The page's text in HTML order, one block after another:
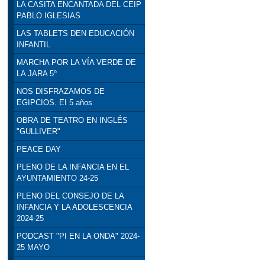
LA CASITA ENCANTADA DEL CEIP
PABLO IGLESIAS
LAS TABLETS DEN EDUCACIÓN
INFANTIL
MARCHA POR LA VÍA VERDE DE
LA JARA 5º
NOS DISFRAZAMOS DE
EGIPCIOS. EI 5 años
OBRA DE TEATRO EN INGLÉS
"GULLIVER"
PEACE DAY
PLENO DE LA INFANCIA EN EL
AYUNTAMIENTO 24-25
PLENO DEL CONSEJO DE LA
INFANCIA Y LA ADOLESCENCIA
2024-25
PODCAST "PI EN LA ONDA" 2024-
25 MAYO